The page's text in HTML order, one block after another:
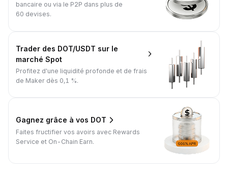
bancaire ou via le P2P dans plus de
60 devises.
Trader des DOT/USDT sur le
marché Spot
Profitez d'une liquidité profonde et de frais
de Maker dès 0,1 %.
Gagnez grâce à vos DOT
Faites fructifier vos avoirs avec Rewards
Service et On-Chain Earn.